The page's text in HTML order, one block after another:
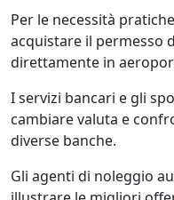
Per le necessità
acquistare il permesso
direttamente in
I servizi bancari e gli
cambiare valuta e
diverse banche.
Gli agenti di noleggio